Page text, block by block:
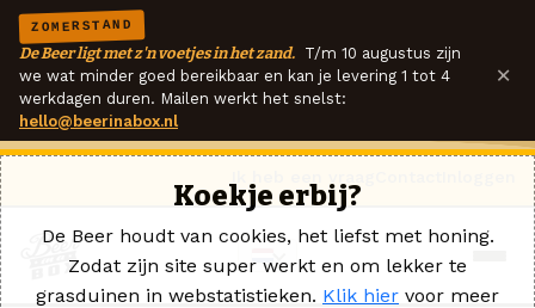
ZOMERSTAND
De Beer ligt met z'n voetjes in het zand. T/m 10 augustus zijn
we wat minder goed bereikbaar en kan je levering 1 tot 4
werkdagen duren. Mailen werkt het snelst:
hello@beerinabox.nl
×
Koekje erbij?
De Beer houdt van cookies, het liefst met honing.
Zodat zijn site super werkt en om lekker te
grasduinen in webstatistieken. Klik hier voor meer